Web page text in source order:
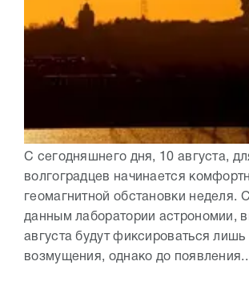
С сегодняшнего дня, 10 августа,
волгоградцев начинается
геомагнитной обстановки неделя.
данным лаборатории астрономии,
августа будут фиксироваться
возмущения, однако до